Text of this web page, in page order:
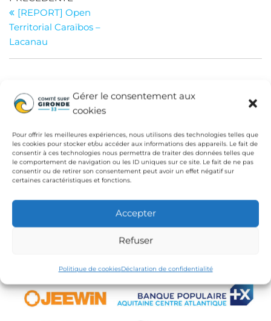
Gérer le consentement aux
cookies
Pour offrir les meilleures expériences, nous utilisons des technologies telles que
les cookies pour stocker et/ou accéder aux informations des appareils. Le fait de
consentir à ces technologies nous permettra de traiter des données telles que
le comportement de navigation ou les ID uniques sur ce site. Le fait de ne pas
consentir ou de retirer son consentement peut avoir un effet négatif sur
certaines caractéristiques et fonctions.
Accepter
Refuser
Politique de cookiesDéclaration de confidentialité
de
l’article
précédent
[REPORT] Open
Territorial Caraïbos –
Lacanau
INSTITUTIONS
Conseil Départemental de la Gironde
Ligue de Surf de Nouvelle Aquitaine
CdC Médoc Atlantique